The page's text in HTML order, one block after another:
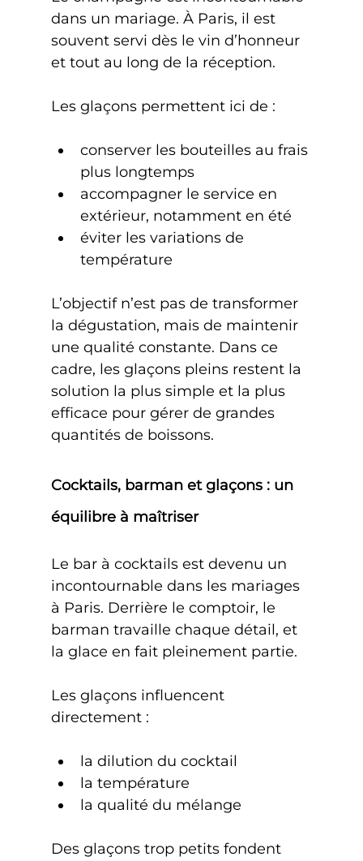
dans un mariage. À Paris, il est
souvent servi dès le vin d’honneur
et tout au long de la réception.
Les glaçons permettent ici de :
conserver les bouteilles au frais
plus longtemps
accompagner le service en
extérieur, notamment en été
éviter les variations de
température
L’objectif n’est pas de transformer
la dégustation, mais de maintenir
une qualité constante. Dans ce
cadre, les glaçons pleins restent la
solution la plus simple et la plus
efficace pour gérer de grandes
quantités de boissons.
Cocktails, barman et glaçons : un
équilibre à maîtriser
Le bar à cocktails est devenu un
incontournable dans les mariages
à Paris. Derrière le comptoir, le
barman travaille chaque détail, et
la glace en fait pleinement partie.
Les glaçons influencent
directement :
la dilution du cocktail
la température
la qualité du mélange
Des glaçons trop petits fondent